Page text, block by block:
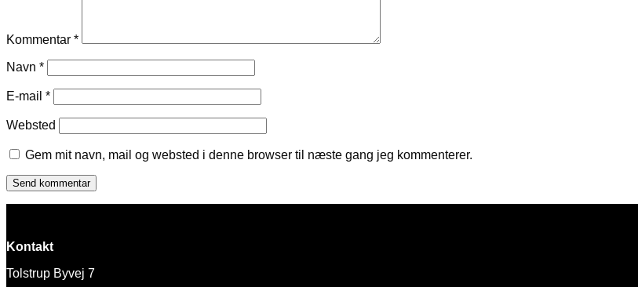
Kommentar *
Navn *
E-mail *
Websted
Gem mit navn, mail og websted i denne browser til næste gang jeg kommenterer.
Kontakt
Tolstrup Byvej 7